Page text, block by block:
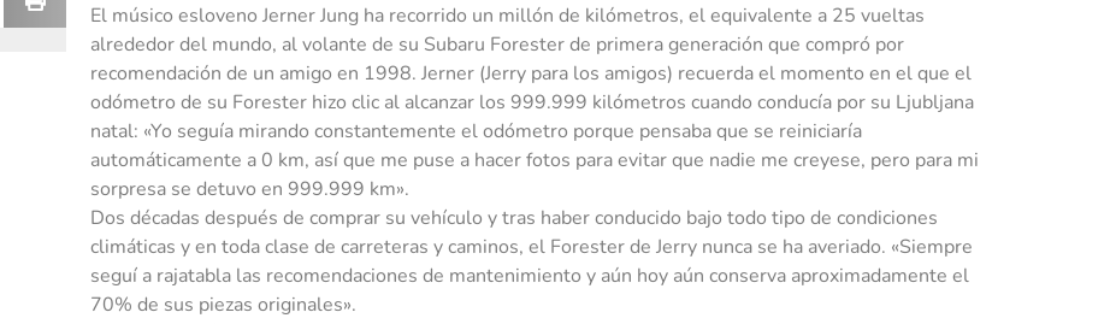
El músico esloveno Jerner Jung ha recorrido un millón de kilómetros, el equivalente a 25 vueltas
alrededor del mundo, al volante de su Subaru Forester de primera generación que compró por
recomendación de un amigo en 1998. Jerner (Jerry para los amigos) recuerda el momento en el que el
odómetro de su Forester hizo clic al alcanzar los 999.999 kilómetros cuando conducía por su Ljubljana
natal: «Yo seguía mirando constantemente el odómetro porque pensaba que se reiniciaría
automáticamente a 0 km, así que me puse a hacer fotos para evitar que nadie me creyese, pero para mi
sorpresa se detuvo en 999.999 km».
Dos décadas después de comprar su vehículo y tras haber conducido bajo todo tipo de condiciones
climáticas y en toda clase de carreteras y caminos, el Forester de Jerry nunca se ha averiado. «Siempre
seguí a rajatabla las recomendaciones de mantenimiento y aún hoy aún conserva aproximadamente el
70% de sus piezas originales».